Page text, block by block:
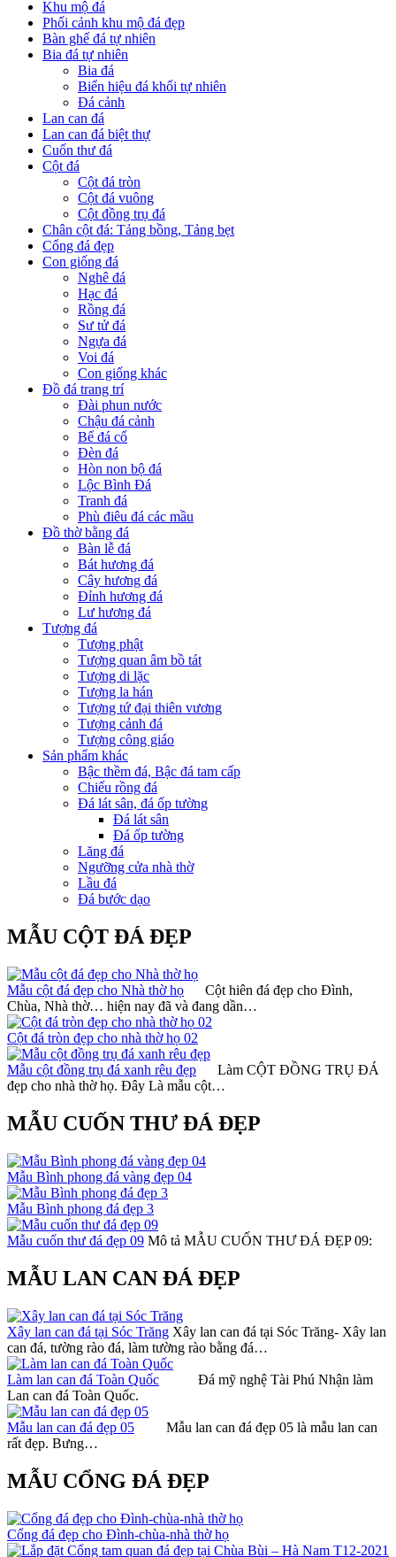
Khu mộ đá
Phối cảnh khu mộ đá đẹp
Bàn ghế đá tự nhiên
Bia đá tự nhiên
Bia đá
Biển hiệu đá khối tự nhiên
Đá cảnh
Lan can đá
Lan can đá biệt thự
Cuốn thư đá
Cột đá
Cột đá tròn
Cột đá vuông
Cột đồng trụ đá
Chân cột đá: Tảng bồng, Tảng bẹt
Cổng đá đẹp
Con giống đá
Nghê đá
Hạc đá
Rồng đá
Sư tử đá
Ngựa đá
Voi đá
Con giống khác
Đồ đá trang trí
Đài phun nước
Chậu đá cảnh
Bể đá cổ
Đèn đá
Hòn non bộ đá
Lộc Bình Đá
Tranh đá
Phù điêu đá các mầu
Đồ thờ bằng đá
Bàn lễ đá
Bát hương đá
Cây hương đá
Đỉnh hương đá
Lư hương đá
Tượng đá
Tượng phật
Tượng quan âm bồ tát
Tượng di lặc
Tượng la hán
Tượng tứ đại thiên vương
Tượng cảnh đá
Tượng công giáo
Sản phẩm khác
Bậc thềm đá, Bậc đá tam cấp
Chiếu rồng đá
Đá lát sân, đá ốp tường
Đá lát sân
Đá ốp tường
Lăng đá
Ngưỡng cửa nhà thờ
Lầu đá
Đá bước dạo
MẪU CỘT ĐÁ ĐẸP
Mẫu cột đá đẹp cho Nhà thờ họ Cột hiên đá đẹp cho Đình,
Chùa, Nhà thờ… hiện nay đã và đang dần…
Cột đá tròn đẹp cho nhà thờ họ 02
Mẫu cột đồng trụ đá xanh rêu đẹp Làm CỘT ĐỒNG TRỤ ĐÁ
đẹp cho nhà thờ họ. Đây Là mẫu cột…
MẪU CUỐN THƯ ĐÁ ĐẸP
Mẫu Bình phong đá vàng đẹp 04
Mẫu Bình phong đá đẹp 3
Mẫu cuốn thư đá đẹp 09 Mô tả MẪU CUỐN THƯ ĐÁ ĐẸP 09:
MẪU LAN CAN ĐÁ ĐẸP
Xây lan can đá tại Sóc Trăng Xây lan can đá tại Sóc Trăng- Xây lan
can đá, tường rào đá, làm tường rào bằng đá…
Làm lan can đá Toàn Quốc Đá mỹ nghệ Tài Phú Nhận làm
Lan can đá Toàn Quốc.
Mẫu lan can đá đẹp 05 Mẫu lan can đá đẹp 05 là mẫu lan can
rất đẹp. Bưng…
MẪU CỔNG ĐÁ ĐẸP
Cổng đá đẹp cho Đình-chùa-nhà thờ họ